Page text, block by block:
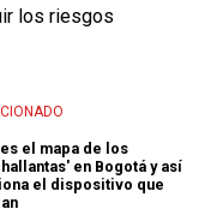
los riesgos
el mapa de los
en Bogotá y así
el dispositivo que